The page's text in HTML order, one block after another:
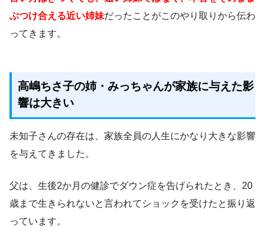
ぶつけ合える近い姉妹だったことがこのやり取りから伝わ
ってきます。
高嶋ちさ子の姉・みっちゃんが家族に与えた影
響は大きい
未知子さんの存在は、家族全員の人生にかなり大きな影響
を与えてきました。
父は、生後2か月の健診でダウン症を告げられたとき、20
歳まで生きられないと言われてショックを受けたと振り返
っています。